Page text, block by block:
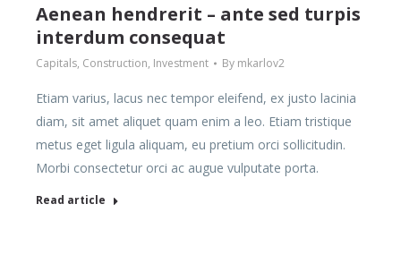
Aenean hendrerit – ante sed turpis
interdum consequat
Capitals, Construction, Investment By mkarlov2
Etiam varius, lacus nec tempor eleifend, ex justo lacinia
diam, sit amet aliquet quam enim a leo. Etiam tristique
metus eget ligula aliquam, eu pretium orci sollicitudin.
Morbi consectetur orci ac augue vulputate porta.
Read article